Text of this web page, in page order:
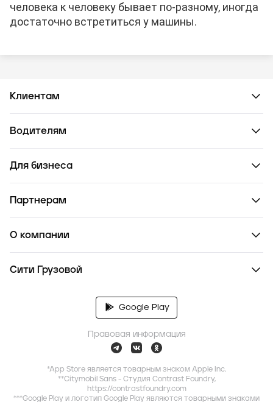
человека к человеку бывает по-разному, иногда
достаточно встретиться у машины.
Клиентам
Водителям
Для бизнеса
Партнерам
О компании
Сити Грузовой
Google Play
Правовая информация
*App Store является товарным знаком Apple Inc.
**Citymobil Sans - Студия Contrast Foundry,
https://contrastfoundry.com
***Google Play и логотип Google Play являются товарными знаками